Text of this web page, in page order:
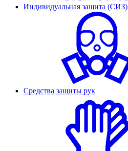
Индивидуальная защита (СИЗ)
Средства защиты рук